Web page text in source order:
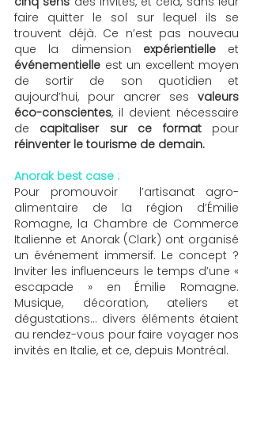
faire quitter le sol sur lequel ils se
trouvent déjà. Ce n’est pas nouveau
que la dimension expérientielle
événementielle est un excellent moyen
de sortir de son quotidien et
aujourd’hui, pour ancrer ses valeurs
éco-conscientes, il devient nécessaire
de capitaliser sur ce format pour
réinventer le tourisme de demain.
Anorak best case :
Pour promouvoir  l’artisanat agro-
alimentaire de la région d’Émilie
Romagne, la Chambre de Commerce
Italienne et Anorak (Clark) ont organisé
un événement immersif. Le concept ?
Inviter les influenceurs le temps d’une «
escapade » en Émilie Romagne.
Musique, décoration, ateliers et
dégustations… divers éléments étaient
au rendez-vous pour faire voyager nos
invités en Italie, et ce, depuis Montréal.